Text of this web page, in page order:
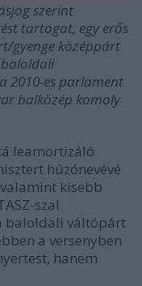
szerint
tartogat, egy erős
gyenge középpárt
2010-es parlament
balközép komoly
leamortizáló
húzónevévé
kisebb
szal
baloldali váltópárt
a versenyben
hanem